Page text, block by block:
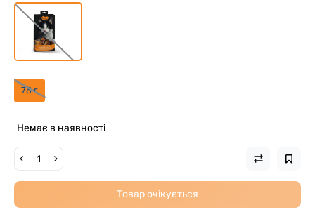
75 г
Немає в наявності
Товар очікується